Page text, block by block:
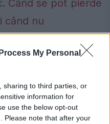
My Personal
sharing to third parties, or
information for
use the below opt-out
Please note that after your
Când se pot pierde
când nu
panama